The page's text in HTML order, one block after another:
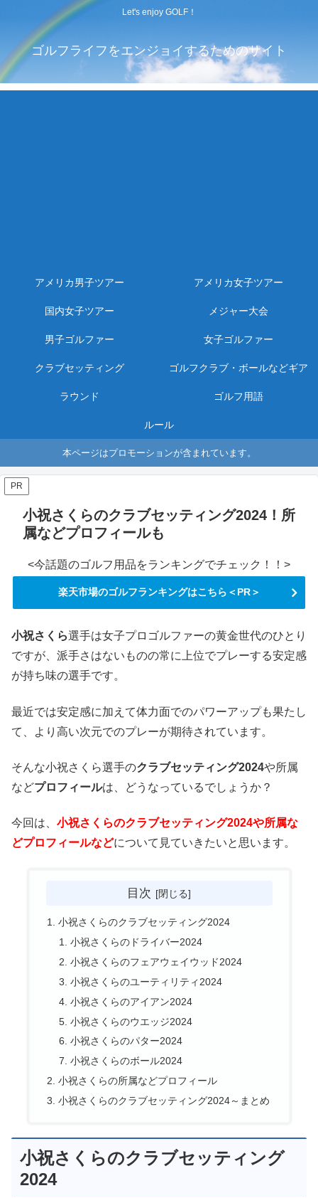
Let's enjoy GOLF！
ゴルフライフをエンジョイするためのサイト
アメリカ男子ツアー アメリカ女子ツアー
国内女子ツアー メジャー大会
男子ゴルファー 女子ゴルファー
クラブセッティング ゴルフクラブ・ボールなどギア
ラウンド ゴルフ用語
ルール
本ページはプロモーションが含まれています。
PR
小祝さくらのクラブセッティング2024！所
属などプロフィールも
<今話題のゴルフ用品をランキングでチェック！！>
楽天市場のゴルフランキングはこちら＜PR＞
小祝さくら選手は女子プロゴルファーの黄金世代のひとり
ですが、派手さはないものの常に上位でプレーする安定感
が持ち味の選手です。
最近では安定感に加えて体力面でのパワーアップも果たし
て、より高い次元でのプレーが期待されています。
そんな小祝さくら選手のクラブセッティング2024や所属
などプロフィールは、どうなっているでしょうか？
今回は、 小祝さくらのクラブセッティング2024や所属な
どプロフィールなどについて見ていきたいと思います。
目次
小祝さくらのクラブセッティング2024
小祝さくらのドライバー2024
小祝さくらのフェアウェイウッド2024
小祝さくらのユーティリティ2024
小祝さくらのアイアン2024
小祝さくらのウエッジ2024
小祝さくらのパター2024
小祝さくらのボール2024
小祝さくらの所属などプロフィール
小祝さくらのクラブセッティング2024～まとめ
小祝さくらのクラブセッティング
2024